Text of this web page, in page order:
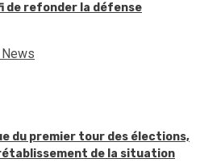
de refonder la défense
du premier tour des élections,
de la situation